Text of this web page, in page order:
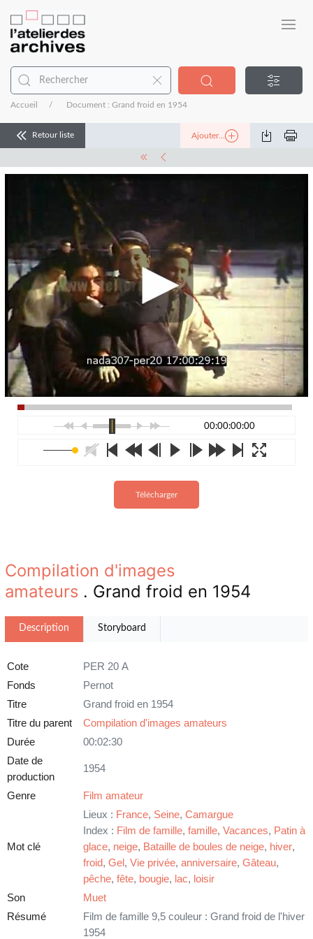
Accueil Document : Grand froid en 1954
Retour liste Ajouter...
00:00:00:00
Télécharger
Compilation d'images
amateurs . Grand froid en 1954
Description Storyboard
Cote
PER 20 A
Fonds
Pernot
Titre
Grand froid en 1954
Titre du parent
Compilation d'images amateurs
Durée
00:02:30
Date de
production
1954
Genre Film amateur
Mot clé
Lieux : France, Seine, Camargue
Index : Film de famille, famille, Vacances, Patin à
glace, neige, Bataille de boules de neige, hiver,
froid, Gel, Vie privée, anniversaire, Gâteau,
pêche, fête, bougie, lac, loisir
Son
Muet
Résumé
Film de famille 9,5 couleur : Grand froid de l'hiver
1954